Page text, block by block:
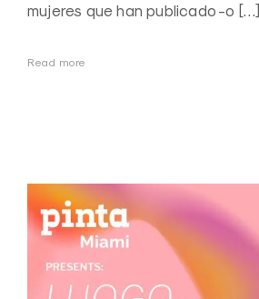
mujeres que han publicado -o […]
Read more